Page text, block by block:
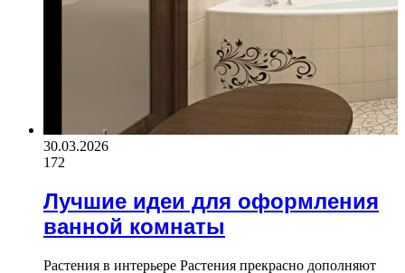
30.03.2026
172
Лучшие идеи для оформления
ванной комнаты
Растения в интерьере Растения прекрасно дополняют